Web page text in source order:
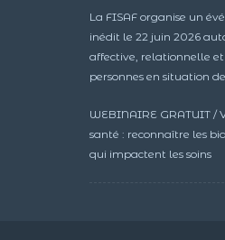
La FISAF organise un
inédit le 22 juin 2026
affective, relationnelle et
personnes en situation
WEBINAIRE GRATUIT /
santé : reconnaître les
qui impactent les soins